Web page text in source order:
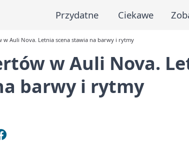
Przydatne Ciekawe
w Auli Nova. Letnia scena stawia na barwy i rytmy
w Auli Nova.
barwy i rytmy